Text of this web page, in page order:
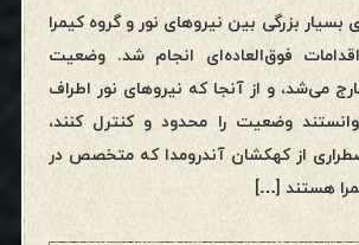
درگیری بسیار بزرگی بین نیروهای نور و گروه کیمرا
فوق‌العاده‌ای انجام شد. وضعیت
می‌شد، و از آنجا که نیروهای نور اطراف
وضعیت را محدود و کنترل کنند،
از کهکشان آندرومدا که متخصص در
هستند […]